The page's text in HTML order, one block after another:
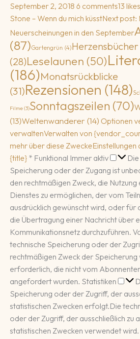
September 2, 2018 6 comments13 likes
Stone – Wenn du mich küsstNext post:
Neuerscheinungen in den September
(87)Gartengrün (4)Herzensbücher
(28)Leselaunen (50)
(186)Monatsrückblicke
(31)Rezensionen (148)
Filme (3)Sonntagszeilen (70)
(13)Weltenwanderer (14) Optionen
verwaltenVerwalten von
mehr über diese ZweckeEinstellungen
{title} * Funktional Immer aktiv
Speicherung oder der Zugang ist
den rechtmäßigen Zweck, die Nutzung
Dienstes zu ermöglichen, der vom
ausdrücklich gewünscht wird, oder für
die Übertragung einer Nachricht über
Kommunikationsnetz durchzuführen.
technische Speicherung oder der
rechtmäßigen Zweck der
erforderlich, die nicht vom
angefordert wurden. Statistiken
Speicherung oder der Zugriff, der
statistischen Zwecken erfolgt.Die
oder der Zugriff, der ausschließlich zu
statistischen Zwecken verwendet